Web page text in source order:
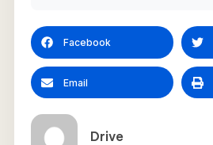
Facebook
Email
Drive